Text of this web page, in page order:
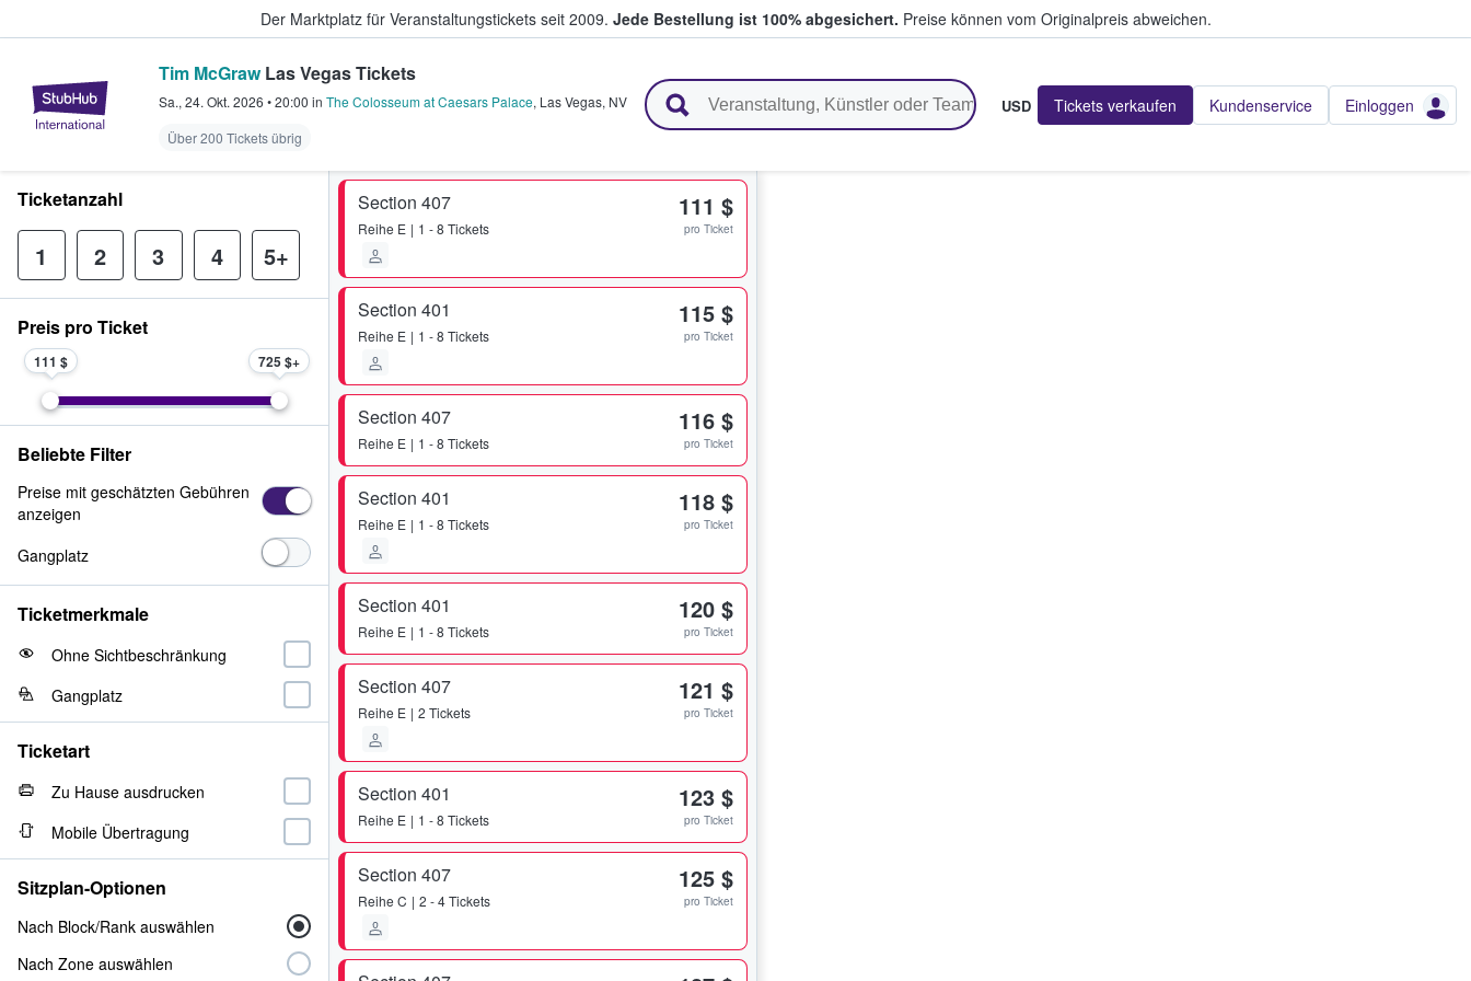
Der Marktplatz für Veranstaltungstickets seit 2009. Jede Bestellung ist 100% abgesichert. Preise können vom Originalpreis abweichen.
StubHub - Wo Fans Tickets kaufen & verkaufen
Tim McGrawLas Vegas Tickets
Sa., 24. Okt. 2026 •20:00 in The Colosseum at Caesars Palace, Las Vegas, NV
Über 200 Tickets übrig
USD Tickets verkaufen Kundenservice Einloggen
Section 407
Reihe E 1 - 8 Tickets
111 $
pro Ticket
Section 401
Reihe E 1 - 8 Tickets
115 $
pro Ticket
Section 407
Reihe E 1 - 8 Tickets
116 $
pro Ticket
Section 401
Reihe E 1 - 8 Tickets
118 $
pro Ticket
Section 401
Reihe E 1 - 8 Tickets
120 $
pro Ticket
Section 407
Reihe E 2 Tickets
121 $
pro Ticket
Section 401
Reihe E 1 - 8 Tickets
123 $
pro Ticket
Section 407
Reihe C 2 - 4 Tickets
125 $
pro Ticket
Ticketanzahl
1 2 3 4 5+
Preis pro Ticket
111 $ 725 $
Beliebte Filter
Preise mit geschätzten Gebühren
anzeigen
Gangplatz
Ticketmerkmale
Ohne Sichtbeschränkung
Gangplatz
Ticketart
Zu Hause ausdrucken
Mobile Übertragung
Sitzplan-Optionen
Nach Block/Rank auswählen
Nach Zone auswählen